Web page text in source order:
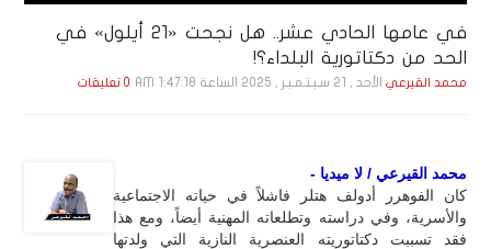
في عامها الحادي عشر.. هل نجحت «21 أيلول» في
الحد من دكتاتورية البلداء؟!
محمد القيرعي الأحد , 21 سـبـتـمـبـر , 2025 الساعة 1:47:18 AM 0 تعليقات
محمد القيرعي / لا ميديا -
كان الفوهرر أدولف هتلر فاشلاً في حياته الاجتماعية
والأسرية، وفي دراسته وتطلعاته المهنية أيضاً، ومع هذا
فقد تسببت دكتاتوريته العنصرية النازية التي ولدتها